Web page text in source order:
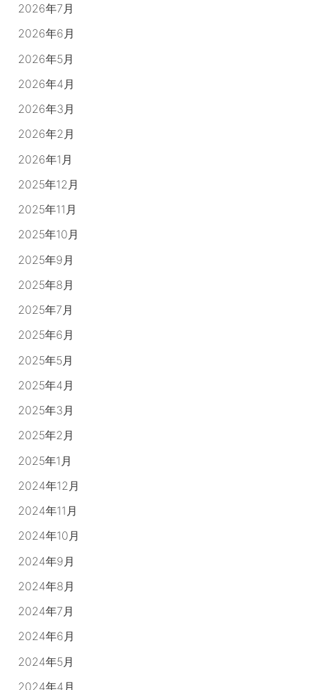
2026年7月
2026年6月
2026年5月
2026年4月
2026年3月
2026年2月
2026年1月
2025年12月
2025年11月
2025年10月
2025年9月
2025年8月
2025年7月
2025年6月
2025年5月
2025年4月
2025年3月
2025年2月
2025年1月
2024年12月
2024年11月
2024年10月
2024年9月
2024年8月
2024年7月
2024年6月
2024年5月
2024年4月